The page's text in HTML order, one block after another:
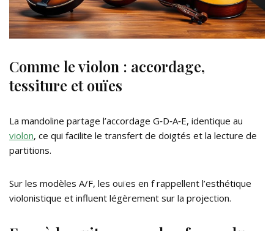
Comme le violon : accordage,
tessiture et ouïes
La mandoline partage l’accordage G‑D‑A‑E, identique au
violon, ce qui facilite le transfert de doigtés et la lecture de
partitions.
Sur les modèles A/F, les ouïes en f rappellent l’esthétique
violonistique et influent légèrement sur la projection.